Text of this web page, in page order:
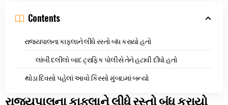
Contents
રાજ્યપાલના કાફલાને લીધે રસ્તો બંધ કરાયો હતો
લાંબી દલીલો બાદ ટ્રાફિક પોલીસે તેને હટાવી દીધો હતો
થોડા દિવસો પહેલાં આવો કિસ્સો મુંબઇમાં બન્યો
રાજ્યપાલના કાફલાને લીધે રસ્તો બંધ કરાયો